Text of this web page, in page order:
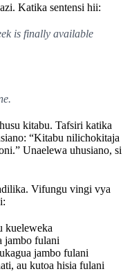
Katika sentensi hii:
is finally available
kitabu. Tafsiri katika
“Kitabu nilichokitaja
Unaelewa uhusiano, si
Vifungu vingi vya
kueleweka
jambo fulani
jambo fulani
au kutoa hisia fulani